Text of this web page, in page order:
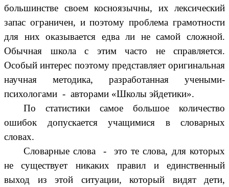
большинстве своем косноязычны, их лексический
запас ограничен, и поэтому проблема грамотности
для них оказывается едва ли не самой сложной.
Обычная школа с этим часто не справляется.
Особый интерес поэтому представляет оригинальная
научная методика, разработанная учеными-
психологами - авторами «Школы эйдетики».
По статистики самое большое количество
ошибок допускается учащимися в словарных
словах.
Словарные слова - это те слова, для которых
не существует никаких правил и единственный
выход из этой ситуации, который видят дети,